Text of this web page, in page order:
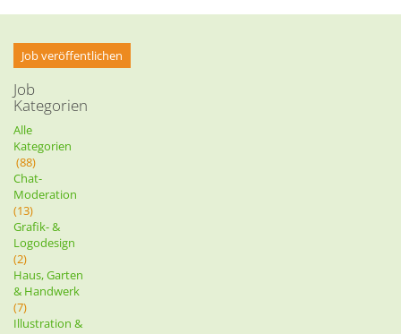
Job veröffentlichen
Job
Kategorien
Alle
Kategorien
(88)
Chat-
Moderation
(13)
Grafik- &
Logodesign
(2)
Haus, Garten
& Handwerk
(7)
Illustration &